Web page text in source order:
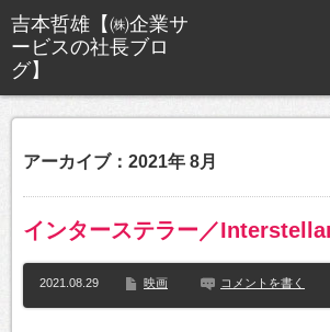
アーカイブ：2021年 8月
インターステラー／
2021.08.29 映画 コメントを書く